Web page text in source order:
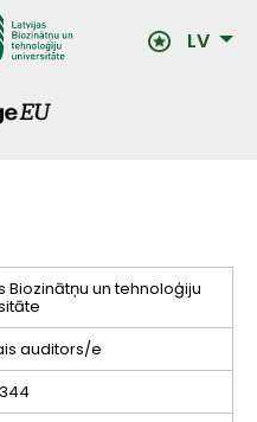
LV
Biozinātņu un tehnoloģiju
auditors/e